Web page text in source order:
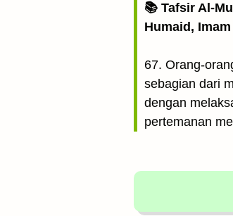
📚 Tafsir Al-
Humaid,
67. Orang-
sebagian dari
dengan
pertemanan